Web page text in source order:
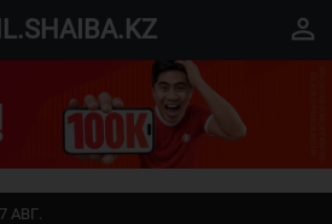
perm_identity
7 АВГ.